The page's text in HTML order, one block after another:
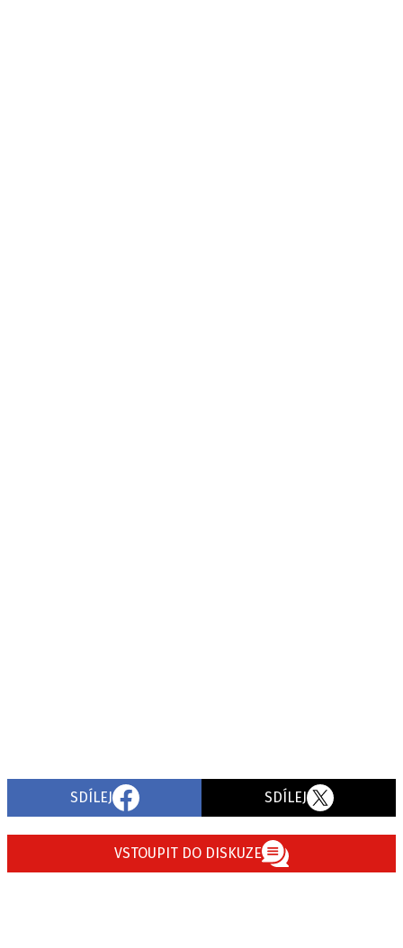
SDÍLEJ SDÍLEJ
VSTOUPIT DO DISKUZE